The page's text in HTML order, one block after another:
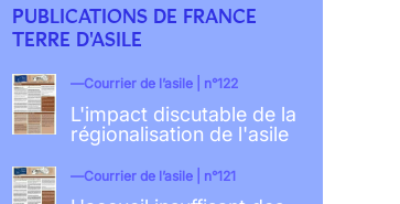
PUBLICATIONS DE FRANCE
TERRE D'ASILE
Courrier de l’asile | n°122
L'impact discutable de la
régionalisation de l'asile
Courrier de l’asile | n°121